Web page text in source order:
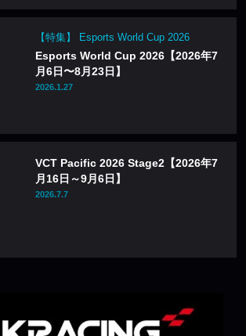
【特集】 Esports World Cup 2026
Esports World Cup 2026【2026年7
月6日〜8月23日】
2026.1.27
VCT Pacific 2026 Stage2【2026年7
月16日～9月6日】
2026.7.7